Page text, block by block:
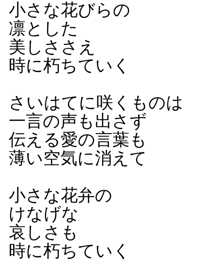
小さな花びらの
凛とした
美しささえ
時に朽ちていく
さいはてに咲くものは
一言の声も出さず
伝える愛の言葉も
薄い空気に消えて
小さな花弁の
けなげな
哀しさも
時に朽ちていく